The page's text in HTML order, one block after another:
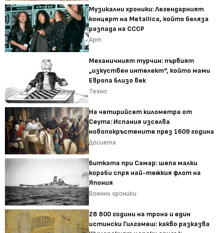
Музикални хроники: Легендарният
концерт на Metallica, който беляза
разпада на СССР
Арт
Механичният турчин: първият
„изкуствен интелект“, който мами
Европа близо век
Техно
На четирийсет километра от
Сеута: Испания изселва
новопокръстените през 1609 година
Досиета
Битката при Самар: шепа малки
кораби спря най-тежкия флот на
Япония
Военни хроники
28 800 години на трона и един
истински Гилгамеш: какво разказва